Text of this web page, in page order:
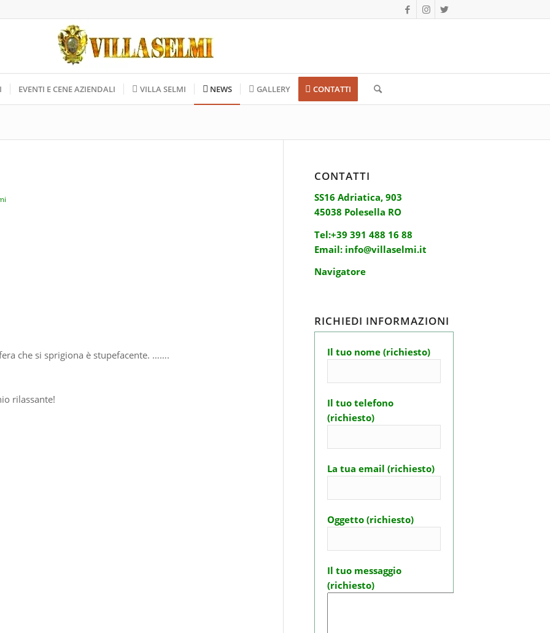
EVENTI E CENE AZIENDALI VILLA SELMI NEWS GALLERY CONTATTI
che si sprigiona è stupefacente. …….
rilassante!
CONTATTI
SS16 Adriatica, 903
45038 Polesella RO
Tel:+39 391 488 16 88
Email: info@villaselmi.it
Navigatore
RICHIEDI INFORMAZIONI
Il tuo nome (richiesto)
Il tuo telefono
(richiesto)
La tua email (richiesto)
Oggetto (richiesto)
Il tuo messaggio
(richiesto)